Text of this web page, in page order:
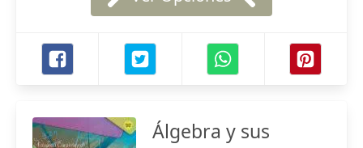
Álgebra y sus